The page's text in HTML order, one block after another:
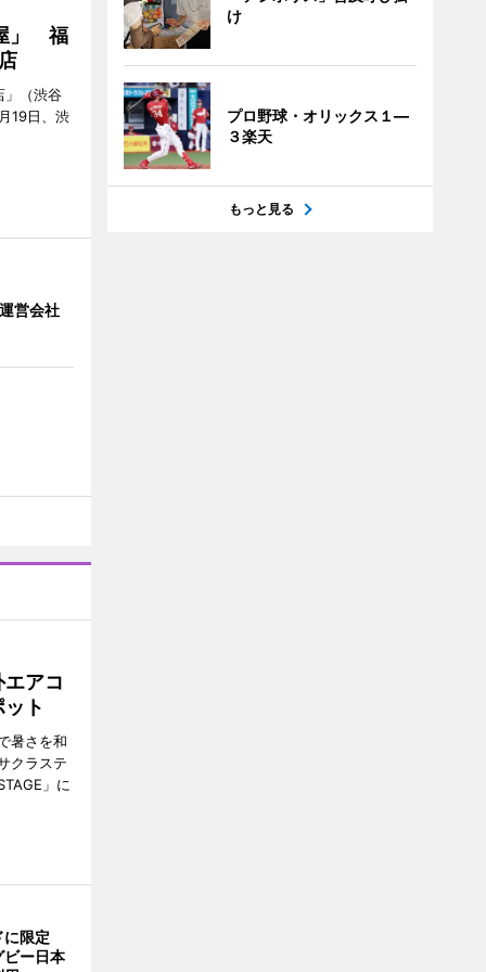
」 福
」（渋谷
19日、渋
営会社
アコ
ト
暑さを和
クラステ
」に
限定
ー日本
け
プロ野球・オリックス１―
３楽天
もっと見る